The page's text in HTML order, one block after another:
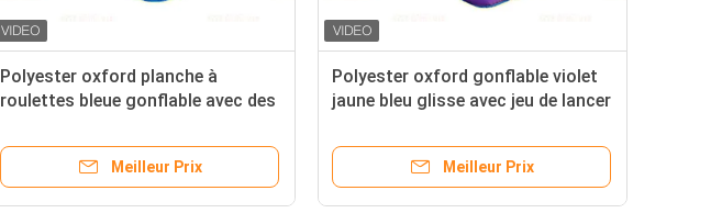
Polyester oxford planche à
roulettes bleue gonflable avec des
Meilleur Prix
Polyester oxford gonflable violet
jaune bleu glisse avec jeu de lancer
Meilleur Prix